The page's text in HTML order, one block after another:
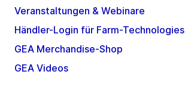
Veranstaltungen & Webinare
Händler-Login für Farm-Technologies
GEA Merchandise-Shop
GEA Videos